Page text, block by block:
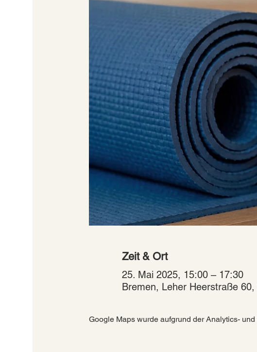
Zeit & Ort
25. Mai 2025, 15:00 – 17:30
Bremen, Leher Heerstraße
Google Maps wurde aufgrund der Analytics-